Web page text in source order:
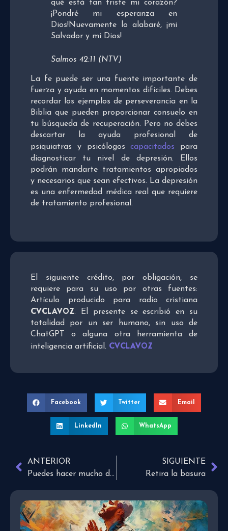
qué está tan triste mi corazón?
¡Pondré mi esperanza en
Dios!Nuevamente lo alabaré, ¡mi
Salvador y mi Dios!
Salmos 42:11 (NTV)
La fe puede ser una fuente importante de
fuerza y ayuda en momentos difíciles. Debes
recordar los ejemplos de perseverancia en la
Biblia que pueden proporcionar consuelo en
tu búsqueda de recuperación. Pero no debes
descartar la ayuda profesional de
psiquiatras y psicólogoscapacitados para
diagnosticar tu nivel de depresión. Ellos
podrán mandarte tratamientos apropiados
y necesarios que sean efectivos. La depresión
es una enfermedad médica real que requiere
de tratamiento profesional.
El siguiente crédito, por obligación, se
requiere para su uso por otras fuentes:
Artículo producido para radio cristiana
CVCLAVOZ. El presente se escribió en su
totalidad por un ser humano, sin uso de
ChatGPT o alguna otra herramienta de
inteligencia artificial. CVCLAVOZ
Facebook Twitter Email
LinkedIn WhatsApp
ANTERIOR
Puedes hacer mucho desde tu lugar
SIGUIENTE
Retira la basura